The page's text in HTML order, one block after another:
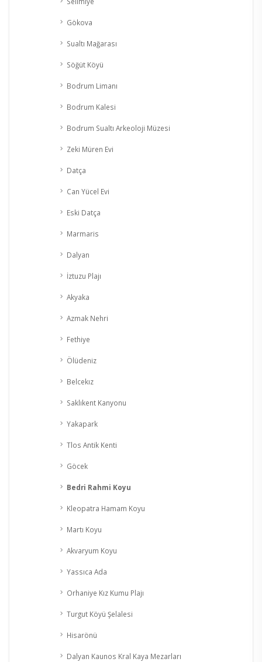
Gökova
Sualtı Mağarası
Söğüt Köyü
Bodrum Limanı
Bodrum Kalesi
Bodrum Sualtı Arkeoloji Müzesi
Zeki Müren Evi
Datça
Can Yücel Evi
Eski Datça
Marmaris
Dalyan
İztuzu Plajı
Akyaka
Azmak Nehri
Fethiye
Ölüdeniz
Belcekız
Saklıkent Kanyonu
Yakapark
Tlos Antik Kenti
Göcek
Bedri Rahmi Koyu
Kleopatra Hamam Koyu
Martı Koyu
Akvaryum Koyu
Yassıca Ada
Orhaniye Kız Kumu Plajı
Turgut Köyü Şelalesi
Hisarönü
Dalyan Kaunos Kral Kaya Mezarları